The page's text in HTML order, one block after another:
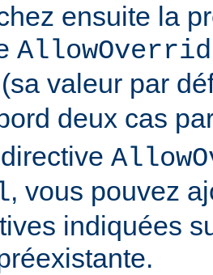
ensuite la
valeur par
deux cas
, vous pouvez
indiquées